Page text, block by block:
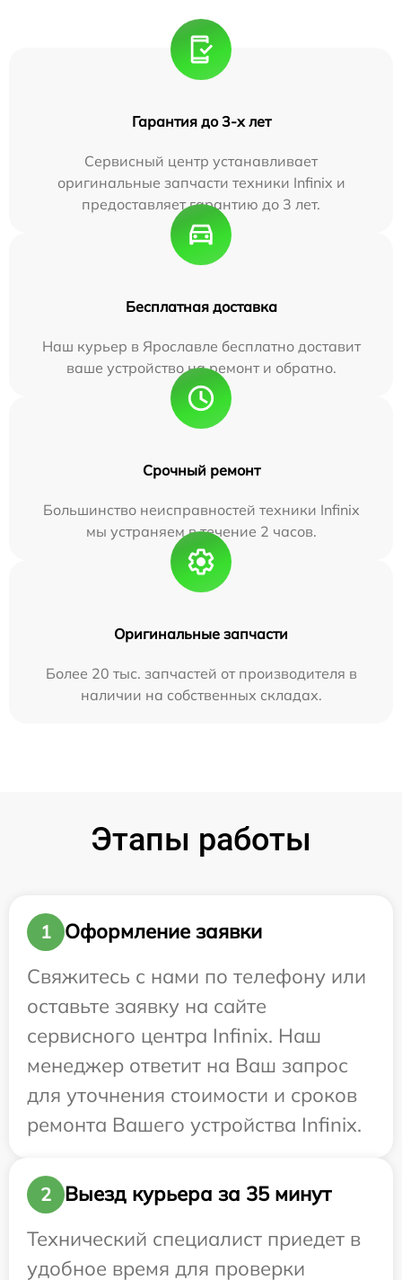
Гарантия до 3-х лет
Сервисный центр устанавливает
оригинальные запчасти техники Infinix и
предоставляет гарантию до 3 лет.
Бесплатная доставка
Наш курьер в Ярославле бесплатно доставит
ваше устройство на ремонт и обратно.
Срочный ремонт
Большинство неисправностей техники Infinix
мы устраняем в течение 2 часов.
Оригинальные запчасти
Более 20 тыс. запчастей от производителя в
наличии на собственных складах.
Этапы работы
1
Оформление заявки
Свяжитесь с нами по телефону или
оставьте заявку на сайте
сервисного центра Infinix. Наш
менеджер ответит на Ваш запрос
для уточнения стоимости и сроков
ремонта Вашего устройства Infinix.
2
Выезд курьера за 35 минут
Технический специалист приедет в
удобное время для проверки